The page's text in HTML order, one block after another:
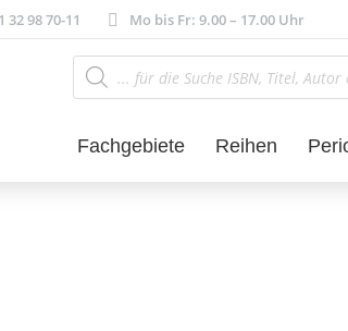
98 70-11 Mo bis Fr: 9.00 – 17.00 Uhr
Products
search
Fachgebiete Reihen